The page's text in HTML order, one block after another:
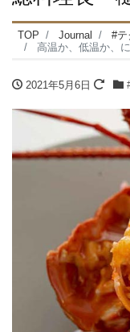
TOP Journal
#テ
高温か、低温か、によって生ま
2021年5月6日